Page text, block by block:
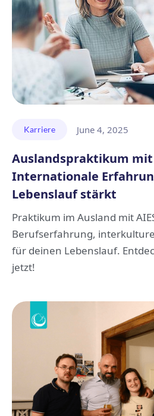
Karriere June 4, 2025
Auslandspraktikum mit
Internationale
Lebenslauf stärkt
Praktikum im Ausland mit
Berufserfahrung,
für deinen Lebenslauf.
jetzt!